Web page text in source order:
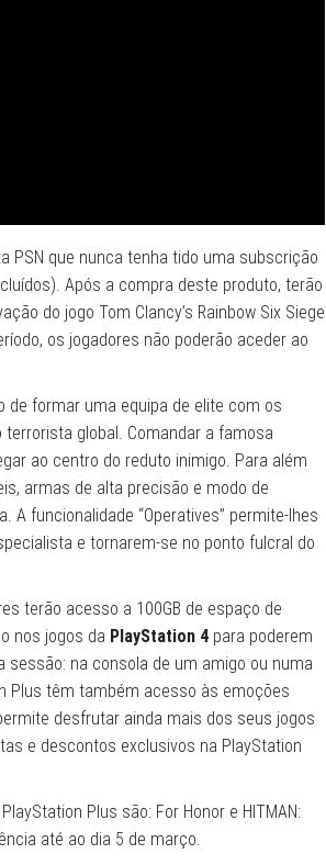
PSN que nunca tenha tido uma subscrição
Após a compra deste produto, terão
do jogo Tom Clancy’s Rainbow Six Siege
os jogadores não poderão aceder ao
de formar uma equipa de elite com os
global. Comandar a famosa
ao centro do reduto inimigo. Para além
armas de alta precisão e modo de
funcionalidade “Operatives” permite-lhes
e tornarem-se no ponto fulcral do
terão acesso a 100GB de espaço de
nos jogos da PlayStation 4 para poderem
na consola de um amigo ou numa
Plus têm também acesso às emoções
desfrutar ainda mais dos seus jogos
e descontos exclusivos na PlayStation
Plus são: For Honor e HITMAN:
até ao dia 5 de março.